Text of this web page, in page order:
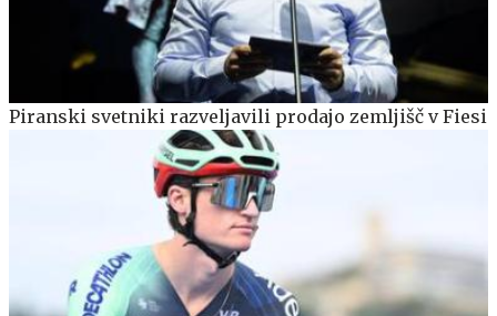
Piranski svetniki razveljavili prodajo zemljišč v Fiesi